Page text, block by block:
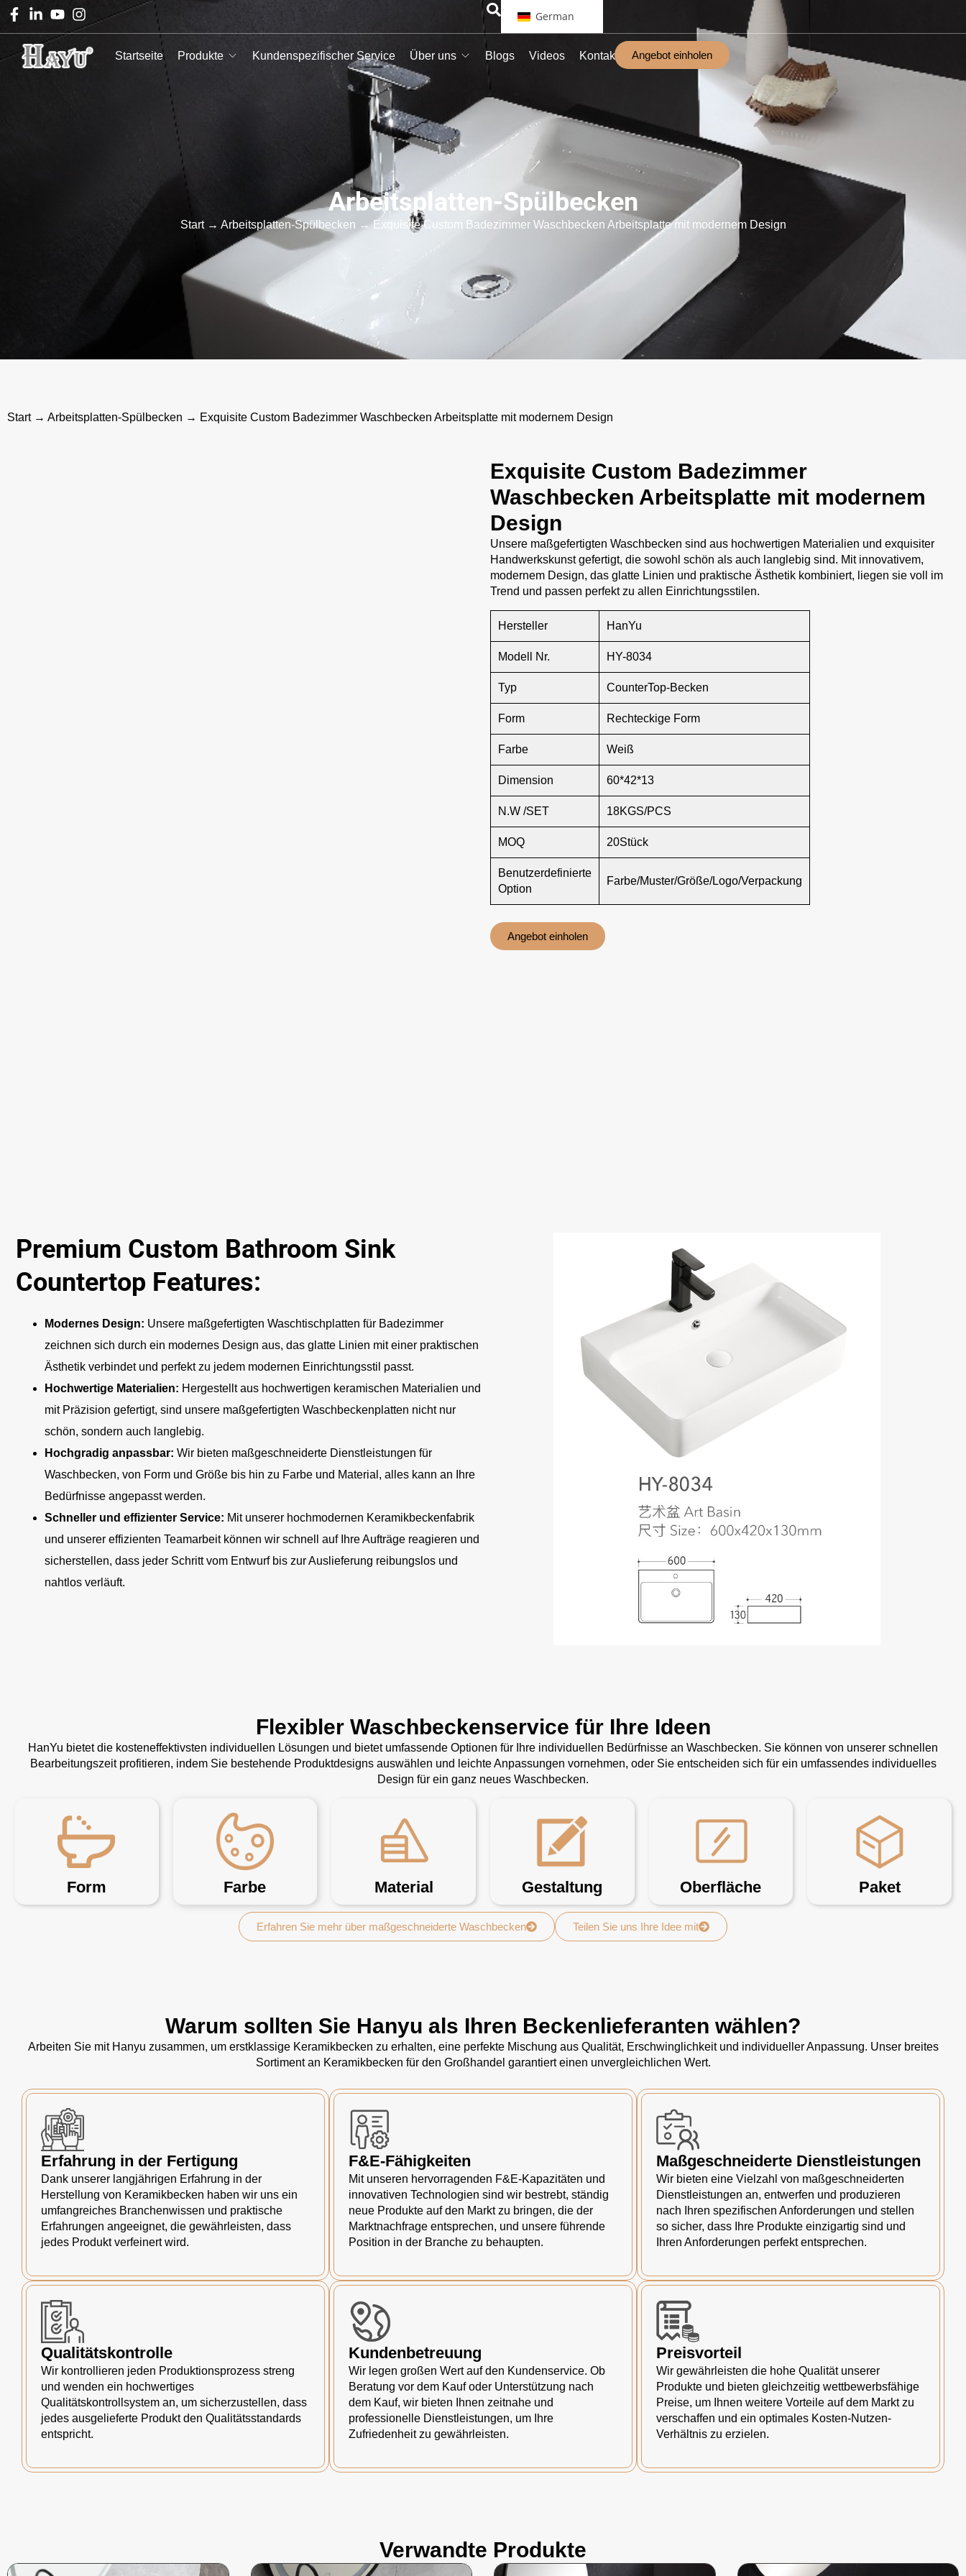
German
Startseite Produkte Kundenspezifischer Service Über uns Blogs Videos Kontakt Angebot einholen
Arbeitsplatten-Spülbecken
Start→ Arbeitsplatten-Spülbecken → Exquisite Custom Badezimmer Waschbecken Arbeitsplatte mit modernem Design
Start→ Arbeitsplatten-Spülbecken → Exquisite Custom Badezimmer Waschbecken Arbeitsplatte mit modernem Design
Exquisite Custom Badezimmer
Waschbecken Arbeitsplatte mit modernem
Design
Unsere maßgefertigten Waschbecken sind aus hochwertigen Materialien und exquisiter
Handwerkskunst gefertigt, die sowohl schön als auch langlebig sind. Mit innovativem,
modernem Design, das glatte Linien und praktische Ästhetik kombiniert, liegen sie voll im
Trend und passen perfekt zu allen Einrichtungsstilen.
Hersteller HanYu
Modell Nr. HY-8034
Typ CounterTop-Becken
Form Rechteckige Form
Farbe Weiß
Dimension 60*42*13
N.W /SET 18KGS/PCS
MOQ 20Stück
Benutzerdefinierte
Option
Farbe/Muster/Größe/Logo/Verpackung
Angebot einholen
Premium Custom Bathroom Sink
Countertop Features:
Modernes Design: Unsere maßgefertigten Waschtischplatten für Badezimmer
zeichnen sich durch ein modernes Design aus, das glatte Linien mit einer praktischen
Ästhetik verbindet und perfekt zu jedem modernen Einrichtungsstil passt.
Hochwertige Materialien: Hergestellt aus hochwertigen keramischen Materialien und
mit Präzision gefertigt, sind unsere maßgefertigten Waschbeckenplatten nicht nur
schön, sondern auch langlebig.
Hochgradig anpassbar: Wir bieten maßgeschneiderte Dienstleistungen für
Waschbecken, von Form und Größe bis hin zu Farbe und Material, alles kann an Ihre
Bedürfnisse angepasst werden.
Schneller und effizienter Service: Mit unserer hochmodernen Keramikbeckenfabrik
und unserer effizienten Teamarbeit können wir schnell auf Ihre Aufträge reagieren und
sicherstellen, dass jeder Schritt vom Entwurf bis zur Auslieferung reibungslos und
nahtlos verläuft.
Flexibler Waschbeckenservice für Ihre Ideen
HanYu bietet die kosteneffektivsten individuellen Lösungen und bietet umfassende Optionen für Ihre individuellen Bedürfnisse an Waschbecken. Sie können von unserer schnellen
Bearbeitungszeit profitieren, indem Sie bestehende Produktdesigns auswählen und leichte Anpassungen vornehmen, oder Sie entscheiden sich für ein umfassendes individuelles
Design für ein ganz neues Waschbecken.
Form Farbe Material Gestaltung Oberfläche Paket
Erfahren Sie mehr über maßgeschneiderte Waschbecken Teilen Sie uns Ihre Idee mit
Warum sollten Sie Hanyu als Ihren Beckenlieferanten wählen?
Arbeiten Sie mit Hanyu zusammen, um erstklassige Keramikbecken zu erhalten, eine perfekte Mischung aus Qualität, Erschwinglichkeit und individueller Anpassung. Unser breites
Sortiment an Keramikbecken für den Großhandel garantiert einen unvergleichlichen Wert.
Erfahrung in der Fertigung
Dank unserer langjährigen Erfahrung in der
Herstellung von Keramikbecken haben wir uns ein
umfangreiches Branchenwissen und praktische
Erfahrungen angeeignet, die gewährleisten, dass
jedes Produkt verfeinert wird.
F&E-Fähigkeiten
Mit unseren hervorragenden F&E-Kapazitäten und
innovativen Technologien sind wir bestrebt, ständig
neue Produkte auf den Markt zu bringen, die der
Marktnachfrage entsprechen, und unsere führende
Position in der Branche zu behaupten.
Maßgeschneiderte Dienstleistungen
Wir bieten eine Vielzahl von maßgeschneiderten
Dienstleistungen an, entwerfen und produzieren
nach Ihren spezifischen Anforderungen und stellen
so sicher, dass Ihre Produkte einzigartig sind und
Ihren Anforderungen perfekt entsprechen.
Qualitätskontrolle
Wir kontrollieren jeden Produktionsprozess streng
und wenden ein hochwertiges
Qualitätskontrollsystem an, um sicherzustellen, dass
jedes ausgelieferte Produkt den Qualitätsstandards
entspricht.
Kundenbetreuung
Wir legen großen Wert auf den Kundenservice. Ob
Beratung vor dem Kauf oder Unterstützung nach
dem Kauf, wir bieten Ihnen zeitnahe und
professionelle Dienstleistungen, um Ihre
Zufriedenheit zu gewährleisten.
Preisvorteil
Wir gewährleisten die hohe Qualität unserer
Produkte und bieten gleichzeitig wettbewerbsfähige
Preise, um Ihnen weitere Vorteile auf dem Markt zu
verschaffen und ein optimales Kosten-Nutzen-
Verhältnis zu erzielen.
Verwandte Produkte